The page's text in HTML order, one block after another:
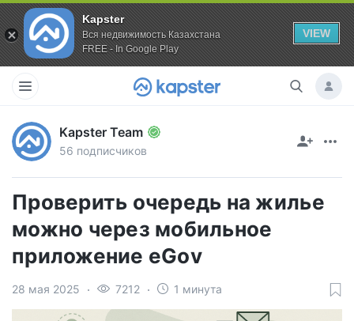
Kapster
Вся недвижимость Казахстана
FREE - In Google Play
VIEW
Kapster Team
56 подписчиков
Проверить очередь на жилье
можно через мобильное
приложение eGov
28 мая 2025 7212 1 минута